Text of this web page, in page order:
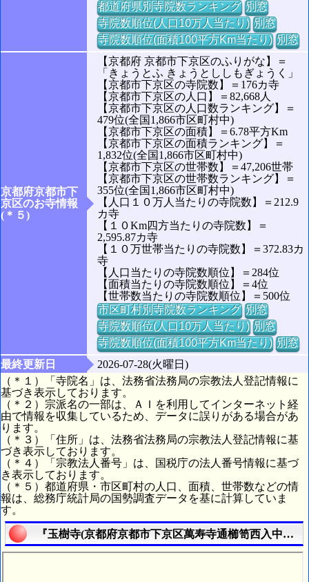
都道府県別寺院数ランキング 別窓
寺院数順位(人口10万人当たり) 別窓
寺院数順位(面積100平方Km当たり) 別窓
京都府京都市下
京区のお寺情報
(＊５)
【京都府 京都市下京区のふりがな】＝
「きょうとふ きょうとししもぎょうく」
【京都市下京区の寺院数】＝176カ寺
【京都市下京区の人口】＝82,668人
【京都市下京区の人口数ランキング】＝
479位(全国1,866市区町村中)
【京都市下京区の面積】＝6.78平方Km
【京都市下京区の面積ランキング】＝
1,832位(全国1,866市区町村中)
【京都市下京区の世帯数】＝47,206世帯
【京都市下京区の世帯数ランキング】＝
355位(全国1,866市区町村中)
【人口１０万人当たりの寺院数】＝212.9
カ寺
【１０Km四方当たりの寺院数】＝
2,595.87カ寺
【１０万世帯当たりの寺院数】＝372.83カ
寺
【人口当たりの寺院数順位】＝284位
【面積当たりの寺院数順位】＝4位
【世帯数当たりの寺院数順位】＝500位
市区町村別寺院数ランキング 別窓
寺院数順位(人口10万人当たり) 別窓
寺院数順位(面積100平方Km当たり) 別窓
最終更新日
2026-07-28(火曜日)
（＊１）「寺院名」は、法務省法務局の宗教法人登記情報に
基づき表示しております。
（＊２）宗派名の一部は、ＡＩを利用してインターネット経
由で情報を収集しているため、データに誤りがある場合があ
ります。
（＊３）「住所」は、法務省法務局の宗教法人登記情報に基
づき表示しております。
（＊４）「宗教法人番号」は、国税庁の法人番号情報に基づ
き表示しております。
（＊５）都道府県・市区町村の人口、面積、世帯数などの情
報は、総務庁統計局の国勢調査データを基に計算していま
す。
『玉樹寺(京都府京都市下京区萬寿寺通櫛笥西入中堂